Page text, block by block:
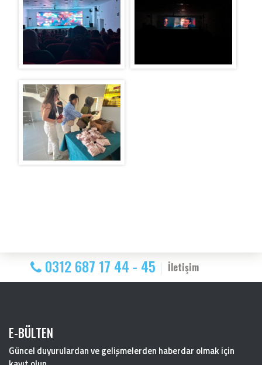
0312 687 17 44 - 45 İletişim
E-BÜLTEN
Güncel duyurulardan ve gelişmelerden haberdar olmak için